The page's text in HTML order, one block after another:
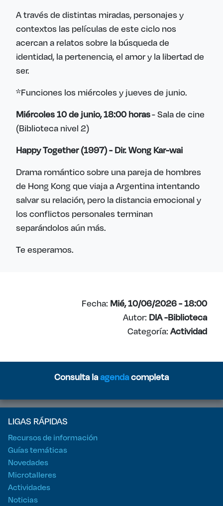
A través de distintas miradas, personajes y
contextos las películas de este ciclo nos
acercan a relatos sobre la búsqueda de
identidad, la pertenencia, el amor y la libertad de
ser.
*Funciones los miércoles y jueves de junio.
Miércoles 10 de junio, 18:00 horas- Sala de cine
(Biblioteca nivel 2)
Happy Together (1997) - Dir. Wong Kar-wai
Drama romántico sobre una pareja de hombres
de Hong Kong que viaja a Argentina intentando
salvar su relación, pero la distancia emocional y
los conflictos personales terminan
separándolos aún más.
Te esperamos.
Fecha: Mié, 10/06/2026 - 18:00
Autor: DIA -Biblioteca
Categoría:Actividad
Consulta laagendacompleta
LIGAS RÁPIDAS
Recursos de información
Guías temáticas
Novedades
Microtalleres
Actividades
Noticias